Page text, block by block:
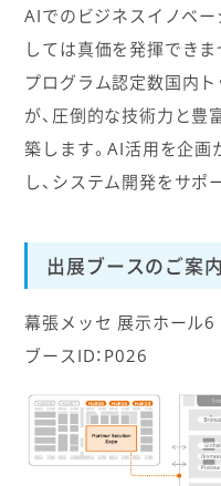
AIでのビジネスイノベー
しては真価を発揮でき
プログラム認定数国内
が、圧倒的な技術力と
築します。AI活用を企画
し、システム開発をサポ
出展ブースのご案内
幕張メッセ 展示ホール6
ブースID：P026